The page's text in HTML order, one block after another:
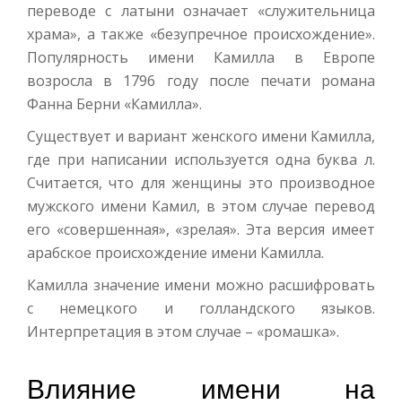
переводе с латыни означает «служительница
храма», а также «безупречное происхождение».
Популярность имени Камилла в Европе
возросла в 1796 году после печати романа
Фанна Берни «Камилла».
Существует и вариант женского имени Камилла,
где при написании используется одна буква л.
Считается, что для женщины это производное
мужского имени Камил, в этом случае перевод
его «совершенная», «зрелая». Эта версия имеет
арабское происхождение имени Камилла.
Камилла значение имени можно расшифровать
с немецкого и голландского языков.
Интерпретация в этом случае – «ромашка».
Влияние имени на